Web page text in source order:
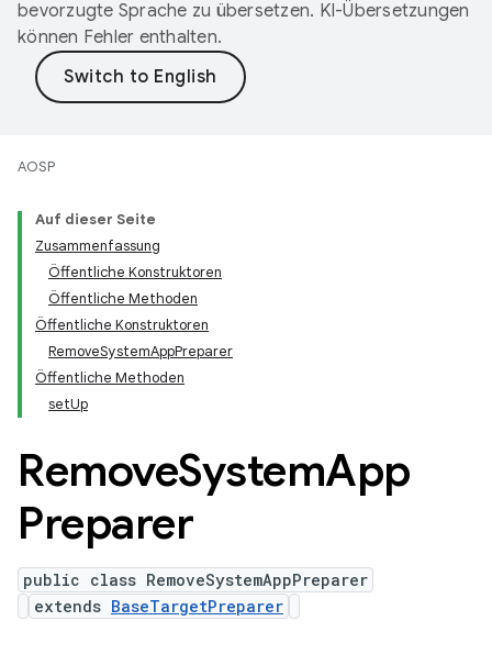
bevorzugte Sprache zu übersetzen. KI-Übersetzungen
können Fehler enthalten.
AOSP
Auf dieser Seite
Zusammenfassung
Öffentliche Konstruktoren
Öffentliche Methoden
Öffentliche Konstruktoren
RemoveSystemAppPreparer
Öffentliche Methoden
setUp
RemoveSystemApp
Preparer
public class RemoveSystemAppPreparer
extends BaseTargetPreparer